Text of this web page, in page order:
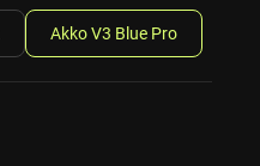
Akko V3 Blue Pro